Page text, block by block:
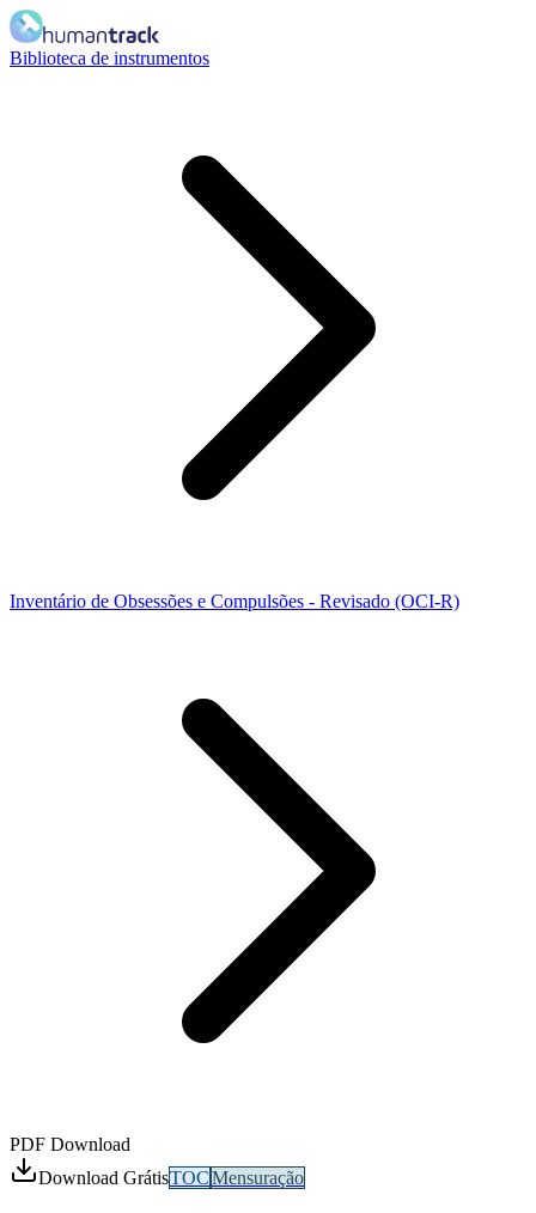
Biblioteca de instrumentos
Inventário de Obsessões e Compulsões - Revisado (OCI-R)
PDF Download
Download GrátisTOCMensuração